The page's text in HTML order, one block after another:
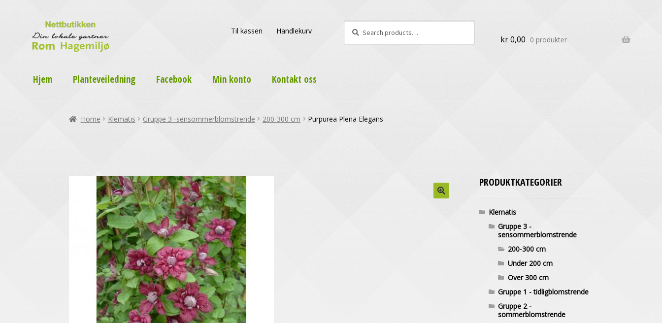
Til kassen Handlekurv
Search
kr0,00 0 produkter
Hjem Planteveiledning Facebook Min konto Kontakt oss
Home Klematis Gruppe 3 -sensommerblomstrende 200-300 cm Purpurea Plena Elegans
PRODUKTKATEGORIER
Klematis
Gruppe 3 -
sensommerblomstrende
200-300 cm
Under 200 cm
Over 300 cm
Gruppe 1 - tidligblomstrende
Gruppe 2 -
sommerblomstrende